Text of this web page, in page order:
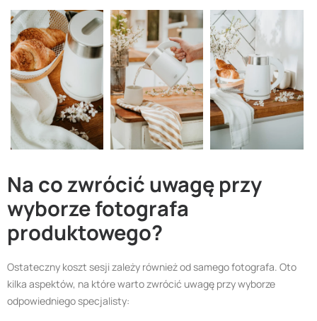
Na co zwrócić uwagę przy
wyborzefotografa
produktowego?
Ostateczny koszt sesji zależy również od samego fotografa. Oto
kilka aspektów, na które warto zwrócić uwagę przy wyborze
odpowiedniego specjalisty: